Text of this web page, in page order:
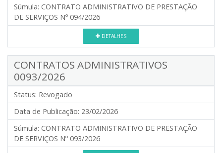
Súmula: CONTRATO ADMINISTRATIVO DE PRESTAÇÃO
DE SERVIÇOS Nº 094/2026
DETALHES
CONTRATOS ADMINISTRATIVOS
0093/2026
Status: Revogado
Data de Publicação: 23/02/2026
Súmula: CONTRATO ADMINISTRATIVO DE PRESTAÇÃO
DE SERVIÇOS Nº 093/2026